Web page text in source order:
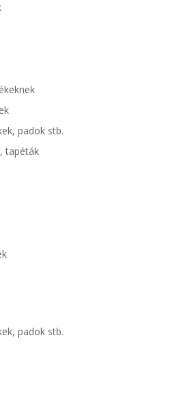
padok stb.
tapéták
padok stb.